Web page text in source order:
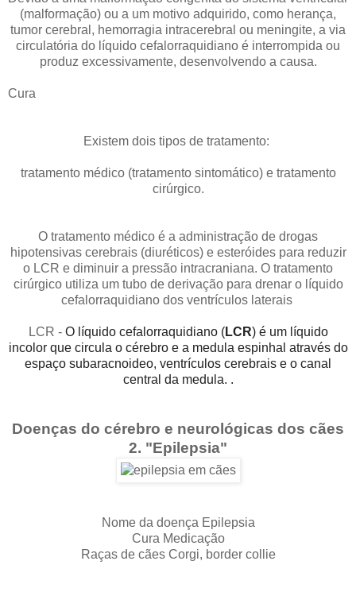
(malformação) ou a um motivo adquirido, como herança,
tumor cerebral, hemorragia intracerebral ou meningite, a via
circulatória do líquido cefalorraquidiano é interrompida ou
produz excessivamente, desenvolvendo a causa.
Cura
Existem dois tipos de tratamento:
tratamento médico (tratamento sintomático) e tratamento
cirúrgico.
O tratamento médico é a administração de drogas
hipotensivas cerebrais (diuréticos) e esteróides para reduzir
o LCR e diminuir a pressão intracraniana. O tratamento
cirúrgico utiliza um tubo de derivação para drenar o líquido
cefalorraquidiano dos ventrículos laterais
LCR - O líquido cefalorraquidiano (LCR) é um líquido
incolor que circula o cérebro e a medula espinhal através do
espaço subaracnoideo, ventrículos cerebrais e o canal
central da medula. .
Doenças do cérebro e neurológicas dos cães
2. "Epilepsia"
Nome da doença Epilepsia
Cura Medicação
Raças de cães Corgi, border collie